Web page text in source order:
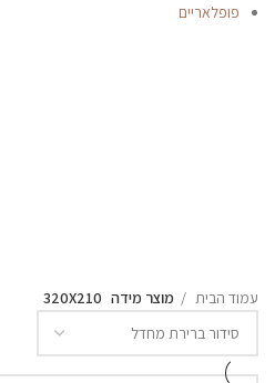
פופלאריים
עמוד הבית מוצר מידה 320X210